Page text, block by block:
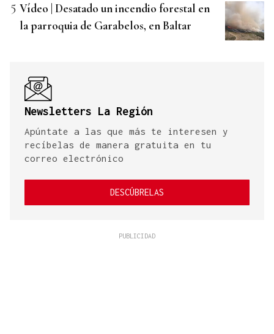
Vídeo | Desatado un incendio forestal en
la parroquia de Garabelos, en Baltar
Newsletters La Región
Apúntate a las que más te interesen y
recíbelas de manera gratuita en tu
correo electrónico
DESCÚBRELAS